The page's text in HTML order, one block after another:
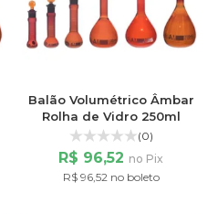
Balão Volumétrico Âmbar
Rolha de Vidro 250ml
(0)
R$ 96,52 no Pix
R$ 96,52 no boleto